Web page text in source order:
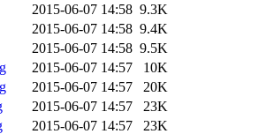
2015-06-07 14:58 9.3K
2015-06-07 14:58 9.4K
2015-06-07 14:58 9.5K
2015-06-07 14:57
10K
2015-06-07 14:57
20K
2015-06-07 14:57
23K
2015-06-07 14:57
23K